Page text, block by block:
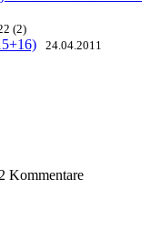
(2)
24.04.2011
Kommentare